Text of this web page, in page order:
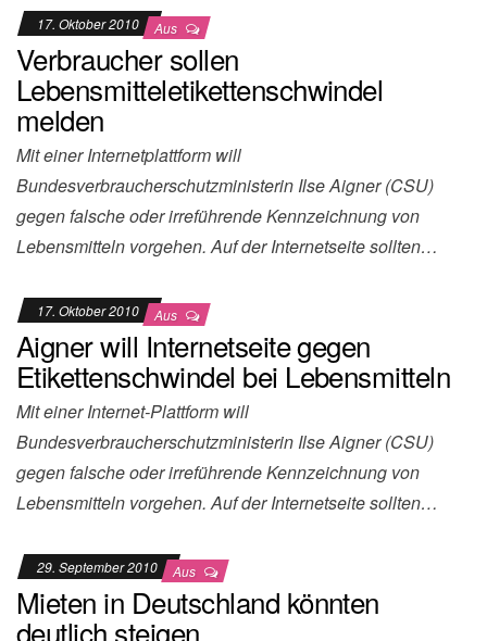
17. Oktober 2010 Aus
Verbraucher sollen
Lebensmitteletikettenschwindel
melden
Mit einer Internetplattform will
Bundesverbraucherschutzministerin Ilse Aigner (CSU)
gegen falsche oder irreführende Kennzeichnung von
Lebensmitteln vorgehen. Auf der Internetseite sollten…
17. Oktober 2010 Aus
Aigner will Internetseite gegen
Etikettenschwindel bei Lebensmitteln
Mit einer Internet-Plattform will
Bundesverbraucherschutzministerin Ilse Aigner (CSU)
gegen falsche oder irreführende Kennzeichnung von
Lebensmitteln vorgehen. Auf der Internetseite sollten…
29. September 2010 Aus
Mieten in Deutschland könnten
deutlich steigen